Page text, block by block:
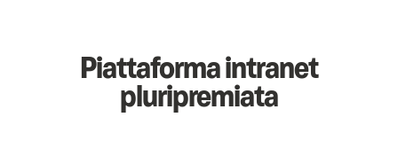
Piattaforma intranet
pluripremiata